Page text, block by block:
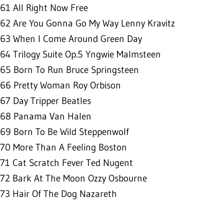
61 All Right Now Free
62 Are You Gonna Go My Way Lenny Kravitz
63 When I Come Around Green Day
64 Trilogy Suite Op.5 Yngwie Malmsteen
65 Born To Run Bruce Springsteen
66 Pretty Woman Roy Orbison
67 Day Tripper Beatles
68 Panama Van Halen
69 Born To Be Wild Steppenwolf
70 More Than A Feeling Boston
71 Cat Scratch Fever Ted Nugent
72 Bark At The Moon Ozzy Osbourne
73 Hair Of The Dog Nazareth